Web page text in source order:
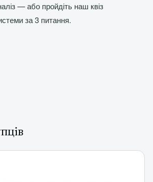
— або пройдіть наш квіз
за 3 питання.